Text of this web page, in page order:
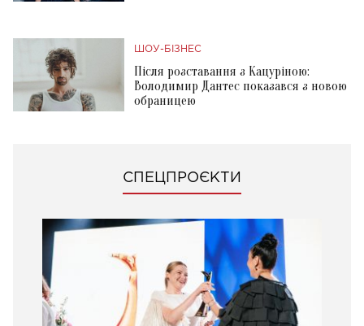
ШОУ-БІЗНЕС
Після розставання з Кацуріною:
Володимир Дантес показався з новою
обраницею
СПЕЦПРОЄКТИ